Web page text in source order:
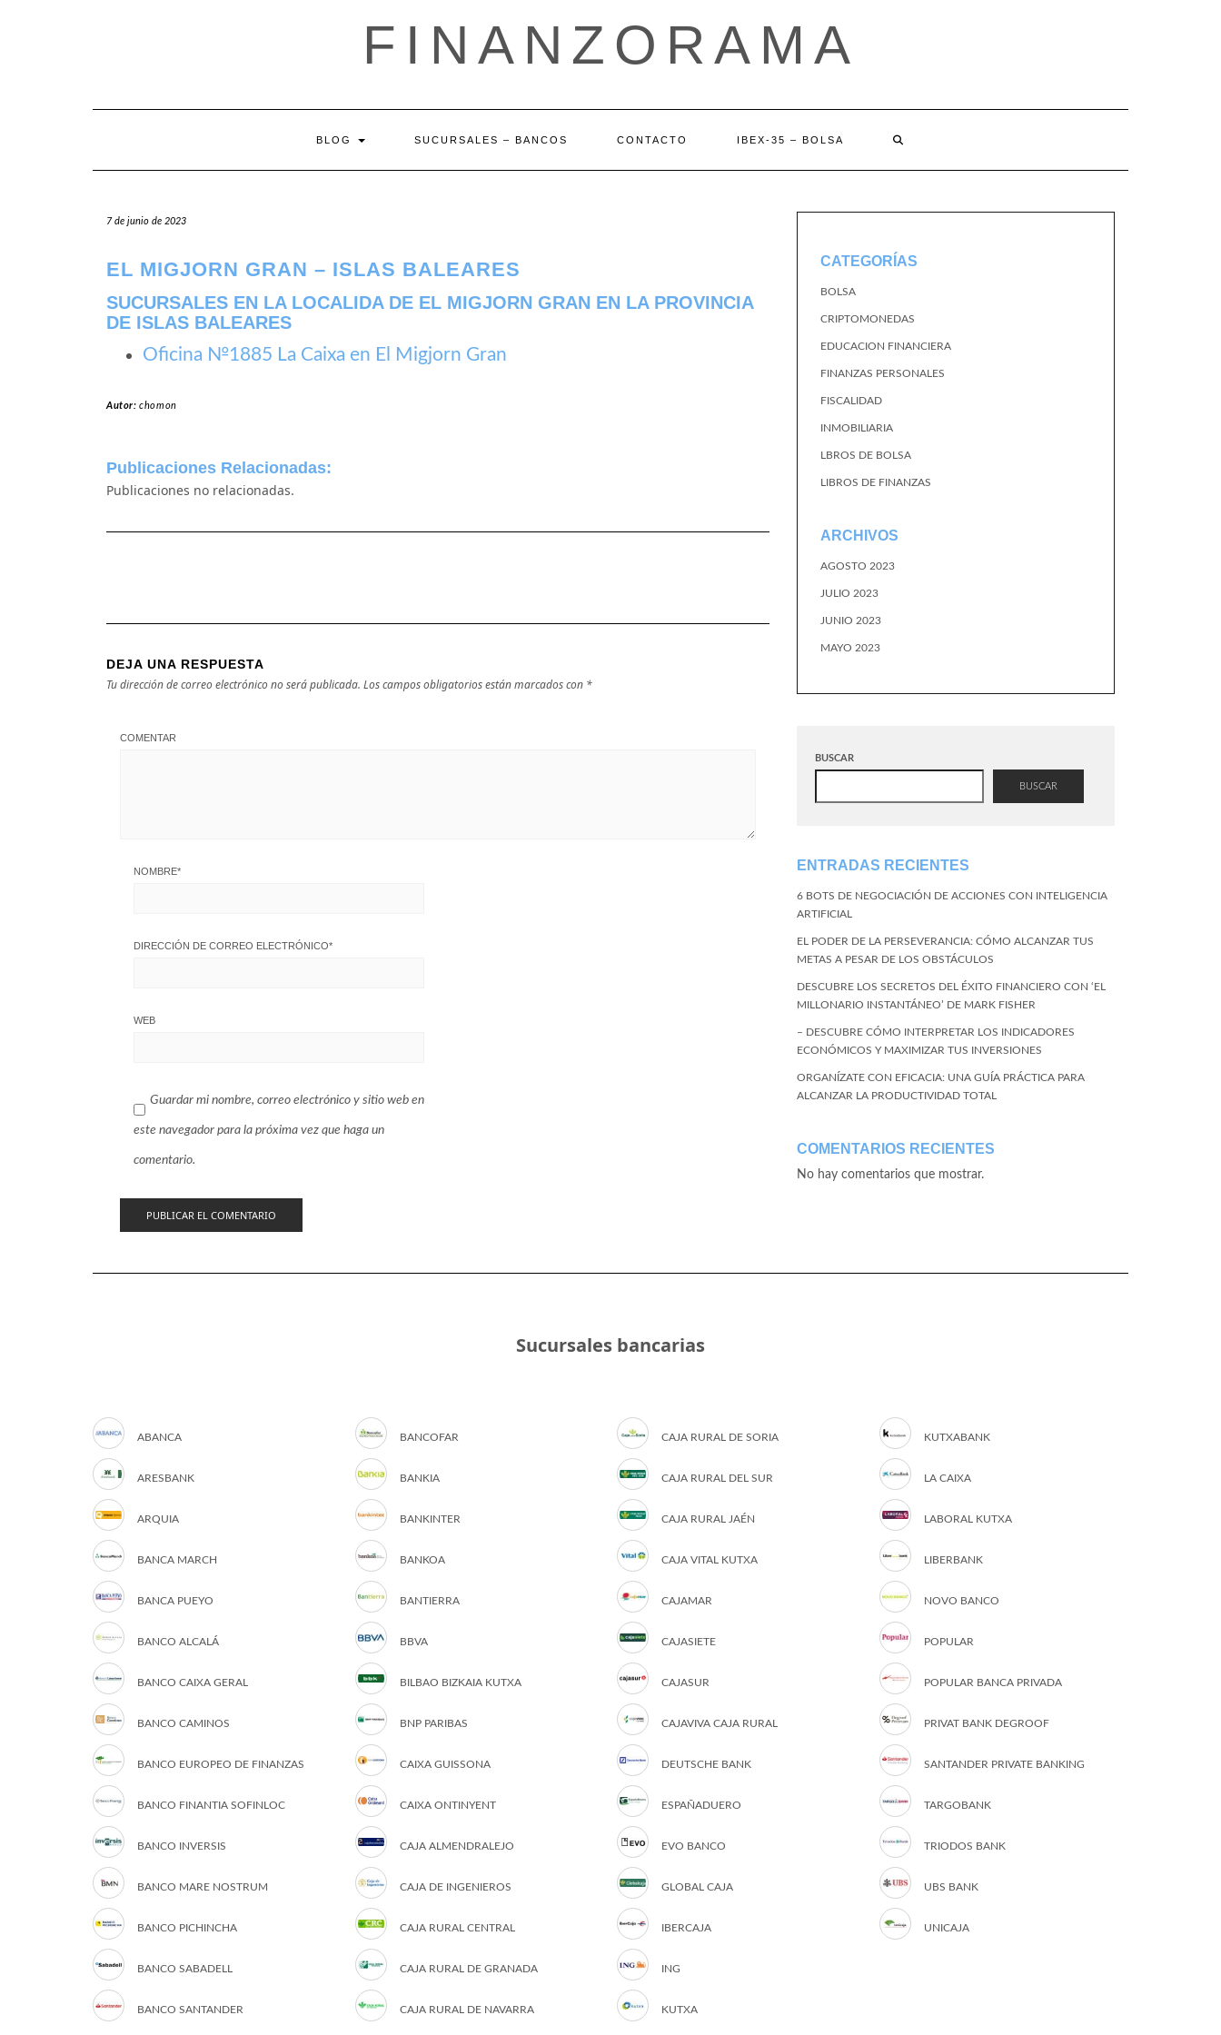
FINANZORAMA
BLOG SUCURSALES – BANCOS CONTACTO IBEX-35 – BOLSA
7 de junio de 2023
EL MIGJORN GRAN – ISLAS BALEARES
SUCURSALES EN LA LOCALIDA DE EL MIGJORN GRAN EN LA PROVINCIA
DE ISLAS BALEARES
Oficina №1885 La Caixa en El Migjorn Gran
Autor:chomon
Publicaciones Relacionadas:
Publicaciones no relacionadas.
DEJA UNA RESPUESTA
Tu dirección de correo electrónico no será publicada. Los campos obligatorios están marcados con *
COMENTAR
NOMBRE*
DIRECCIÓN DE CORREO ELECTRÓNICO*
WEB
Guardar mi nombre, correo electrónico y sitio web en
este navegador para la próxima vez que haga un
comentario.
CATEGORÍAS
BOLSA
CRIPTOMONEDAS
EDUCACION FINANCIERA
FINANZAS PERSONALES
FISCALIDAD
INMOBILIARIA
LBROS DE BOLSA
LIBROS DE FINANZAS
ARCHIVOS
AGOSTO 2023
JULIO 2023
JUNIO 2023
MAYO 2023
BUSCAR
BUSCAR
ENTRADAS RECIENTES
6 BOTS DE NEGOCIACIÓN DE ACCIONES CON INTELIGENCIA
ARTIFICIAL
EL PODER DE LA PERSEVERANCIA: CÓMO ALCANZAR TUS
METAS A PESAR DE LOS OBSTÁCULOS
DESCUBRE LOS SECRETOS DEL ÉXITO FINANCIERO CON ‘EL
MILLONARIO INSTANTÁNEO’ DE MARK FISHER
– DESCUBRE CÓMO INTERPRETAR LOS INDICADORES
ECONÓMICOS Y MAXIMIZAR TUS INVERSIONES
ORGANÍZATE CON EFICACIA: UNA GUÍA PRÁCTICA PARA
ALCANZAR LA PRODUCTIVIDAD TOTAL
COMENTARIOS RECIENTES
No hay comentarios que mostrar.
Sucursales bancarias
ABANCA
ARESBANK
ARQUIA
BANCA MARCH
BANCA PUEYO
BANCO ALCALÁ
BANCO CAIXA GERAL
BANCO CAMINOS
BANCO EUROPEO DE FINANZAS
BANCO FINANTIA SOFINLOC
BANCO INVERSIS
BANCO MARE NOSTRUM
BANCO PICHINCHA
BANCO SABADELL
BANCO SANTANDER
BANCOFAR
BANKIA
BANKINTER
BANKOA
BANTIERRA
BBVA
BILBAO BIZKAIA KUTXA
BNP PARIBAS
CAIXA GUISSONA
CAIXA ONTINYENT
CAJA ALMENDRALEJO
CAJA DE INGENIEROS
CAJA RURAL CENTRAL
CAJA RURAL DE GRANADA
CAJA RURAL DE NAVARRA
CAJA RURAL DE SORIA
CAJA RURAL DEL SUR
CAJA RURAL JAÉN
CAJA VITAL KUTXA
CAJAMAR
CAJASIETE
CAJASUR
CAJAVIVA CAJA RURAL
DEUTSCHE BANK
ESPAÑADUERO
EVO BANCO
GLOBAL CAJA
IBERCAJA
ING
KUTXA
KUTXABANK
LA CAIXA
LABORAL KUTXA
LIBERBANK
NOVO BANCO
POPULAR
POPULAR BANCA PRIVADA
PRIVAT BANK DEGROOF
SANTANDER PRIVATE BANKING
TARGOBANK
TRIODOS BANK
UBS BANK
UNICAJA